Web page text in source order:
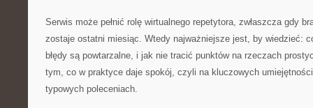
Serwis może pełnić rolę wirtualnego repetytora, zwłaszcza gdy
zostaje ostatni miesiąc. Wtedy najważniejsze jest, by wiedzieć:
błędy są powtarzalne, i jak nie tracić punktów na rzeczach
tym, co w praktyce daje spokój, czyli na kluczowych
typowych poleceniach.